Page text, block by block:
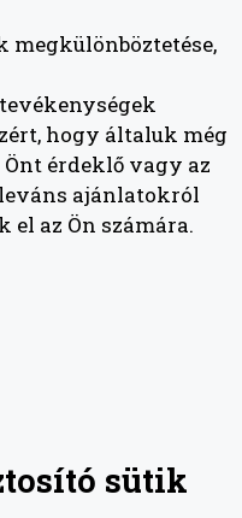
megkülönböztetése,
hogy általuk még
érdeklő vagy az
ajánlatokról
az Ön számára.
sütik